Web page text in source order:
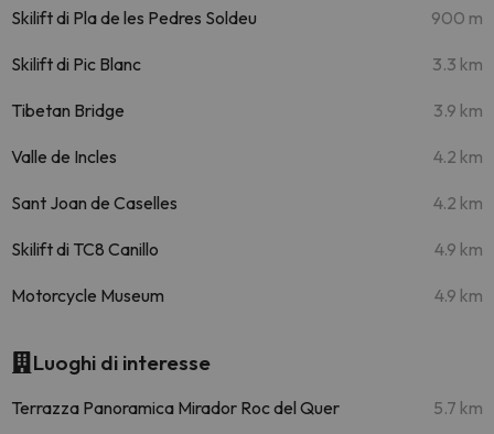
Skilift di Pla de les Pedres Soldeu 900 m
Skilift di Pic Blanc 3.3 km
Tibetan Bridge 3.9 km
Valle de Incles 4.2 km
Sant Joan de Caselles 4.2 km
Skilift di TC8 Canillo 4.9 km
Motorcycle Museum 4.9 km
Luoghi di interesse
Terrazza Panoramica Mirador Roc del Quer 5.7 km